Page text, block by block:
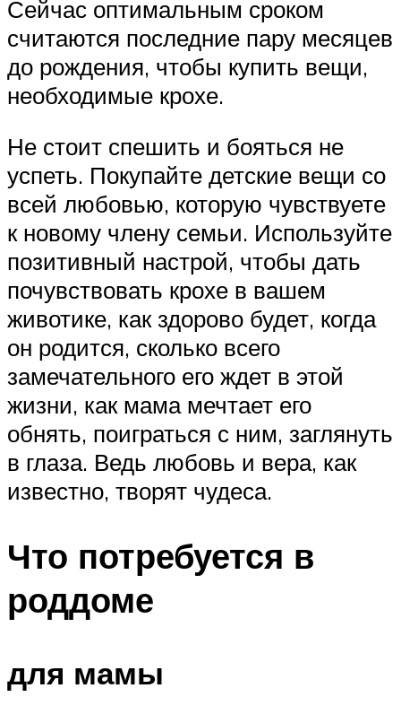
Сейчас оптимальным сроком
считаются последние пару месяцев
до рождения, чтобы купить вещи,
необходимые крохе.
Не стоит спешить и бояться не
успеть. Покупайте детские вещи со
всей любовью, которую чувствуете
к новому члену семьи. Используйте
позитивный настрой, чтобы дать
почувствовать крохе в вашем
животике, как здорово будет, когда
он родится, сколько всего
замечательного его ждет в этой
жизни, как мама мечтает его
обнять, поиграться с ним, заглянуть
в глаза. Ведь любовь и вера, как
известно, творят чудеса.
Что потребуется в
роддоме
для мамы